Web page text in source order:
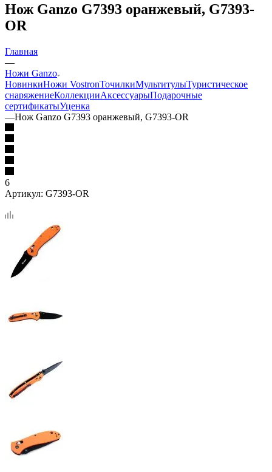
Нож Ganzo G7393 оранжевый, G7393-
OR
Главная
—
Ножи Ganzo
НовинкиНожи VostronТочилкиМультитулыТуристическое
снаряжениеКоллекцииАксессуарыПодарочные
сертификатыУценка
—Нож Ganzo G7393 оранжевый, G7393-OR
6
Артикул: G7393-OR